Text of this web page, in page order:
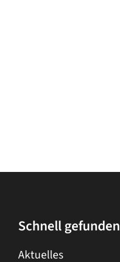
Schnell gefunden
Aktuelles